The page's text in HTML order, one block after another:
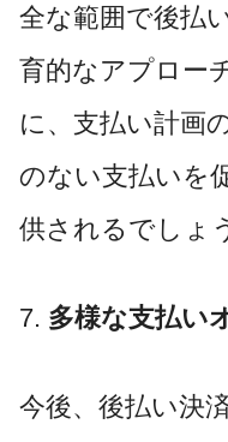
全な範囲で後払
育的なアプロー
に、支払い計画
のない支払いを
供されるでしょ
7. 多様な支払い
今後、後払い決